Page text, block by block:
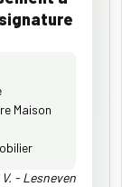
Maison
- Lesneven